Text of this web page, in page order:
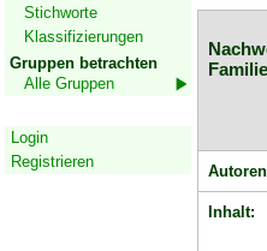
Stichworte
Klassifizierungen
Gruppen betrachten
Alle Gruppen
Login
Registrieren
Inhalt: